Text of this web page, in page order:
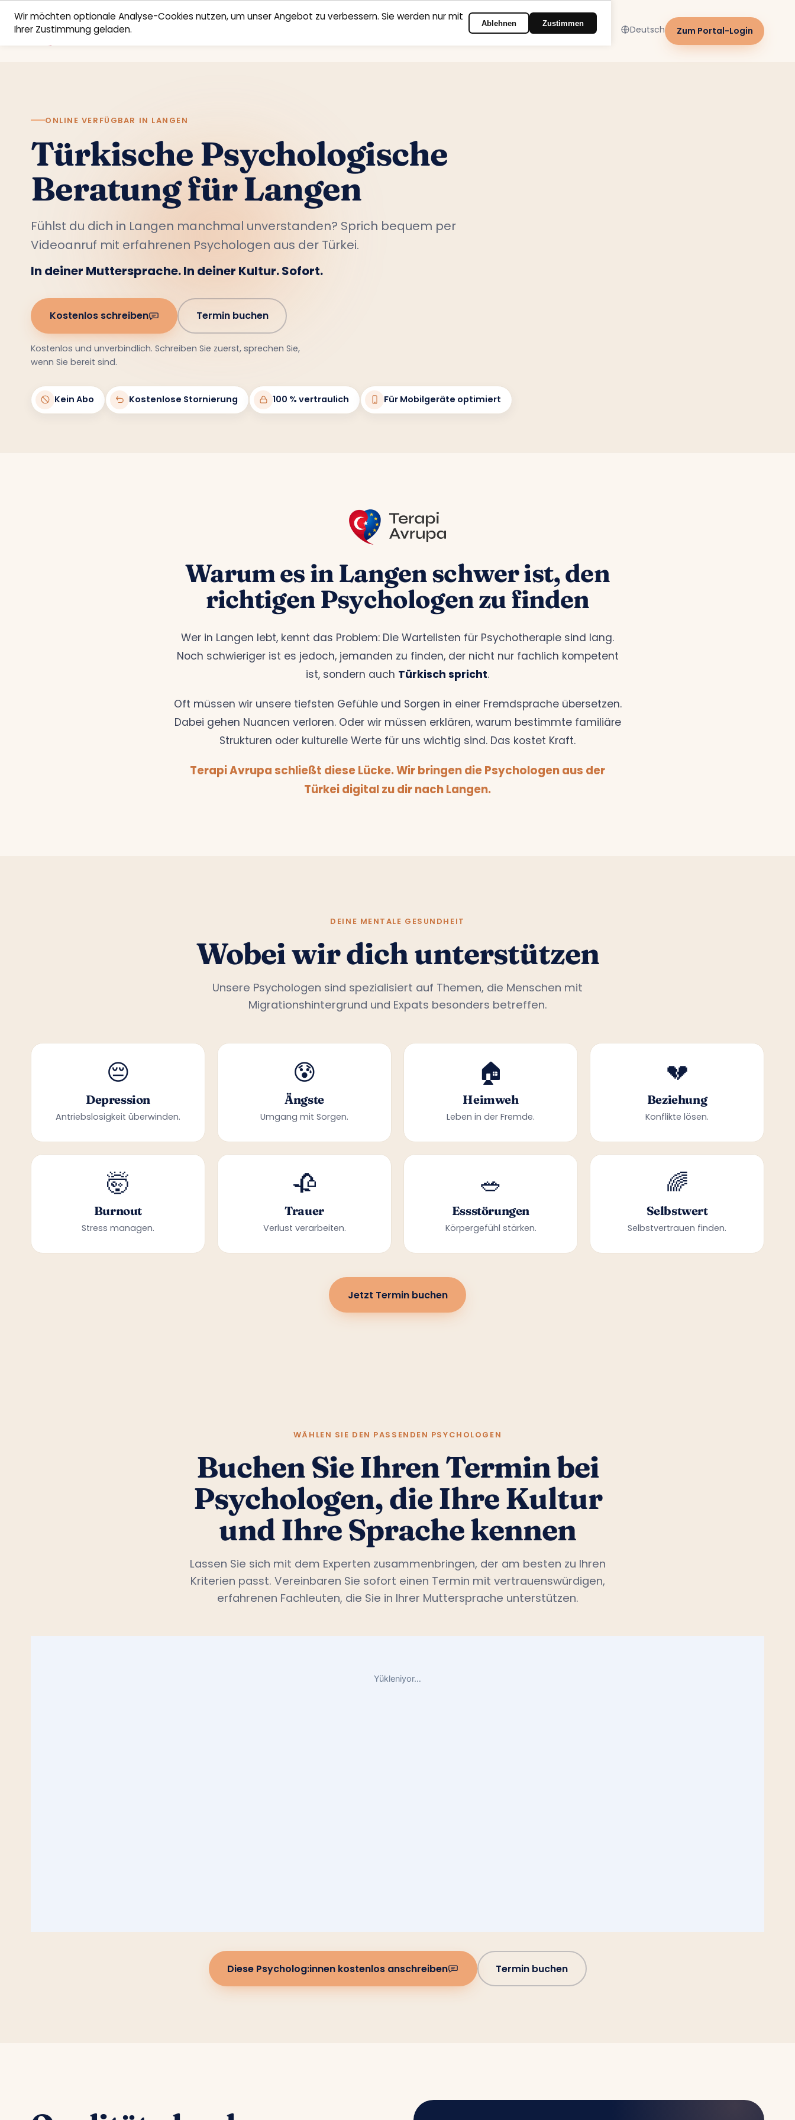
Kontakt Deutsch Zum Portal-Login
ONLINE VERFÜGBAR IN LANGEN
Türkische Psychologische
Beratung für Langen
Fühlst du dich in Langen manchmal unverstanden? Sprich bequem per
Videoanruf mit erfahrenen Psychologen aus der Türkei.
In deiner Muttersprache. In deiner Kultur. Sofort.
Kostenlos schreiben Termin buchen
Kostenlos und unverbindlich. Schreiben Sie zuerst, sprechen Sie,
wenn Sie bereit sind.
Kein Abo Kostenlose Stornierung 100 % vertraulich Für Mobilgeräte optimiert
Warum es in Langen schwer ist, den
richtigen Psychologen zu finden
Wer in Langen lebt, kennt das Problem: Die Wartelisten für Psychotherapie sind lang.
Noch schwieriger ist es jedoch, jemanden zu finden, der nicht nur fachlich kompetent
ist, sondern auch Türkisch spricht.
Oft müssen wir unsere tiefsten Gefühle und Sorgen in einer Fremdsprache übersetzen.
Dabei gehen Nuancen verloren. Oder wir müssen erklären, warum bestimmte familiäre
Strukturen oder kulturelle Werte für uns wichtig sind. Das kostet Kraft.
Terapi Avrupa schließt diese Lücke. Wir bringen die Psychologen aus der
Türkei digital zu dir nach Langen.
DEINE MENTALE GESUNDHEIT
Wobei wir dich unterstützen
Unsere Psychologen sind spezialisiert auf Themen, die Menschen mit
Migrationshintergrund und Expats besonders betreffen.
😔
Depression
Antriebslosigkeit überwinden.
😰
Ängste
Umgang mit Sorgen.
🏠
Heimweh
Leben in der Fremde.
💔
Beziehung
Konflikte lösen.
🤯
Burnout
Stress managen.
🥀
Trauer
Verlust verarbeiten.
🥗
Essstörungen
Körpergefühl stärken.
🌈
Selbstwert
Selbstvertrauen finden.
Jetzt Termin buchen
WÄHLEN SIE DEN PASSENDEN PSYCHOLOGEN
Buchen Sie Ihren Termin bei
Psychologen, die Ihre Kultur
und Ihre Sprache kennen
Lassen Sie sich mit dem Experten zusammenbringen, der am besten zu Ihren
Kriterien passt. Vereinbaren Sie sofort einen Termin mit vertrauenswürdigen,
erfahrenen Fachleuten, die Sie in Ihrer Muttersprache unterstützen.
Diese Psycholog:innen kostenlos anschreiben Termin buchen
Wir möchten optionale Analyse-Cookies nutzen, um unser Angebot zu verbessern. Sie werden nur mit
Ihrer Zustimmung geladen.
Ablehnen Zustimmen